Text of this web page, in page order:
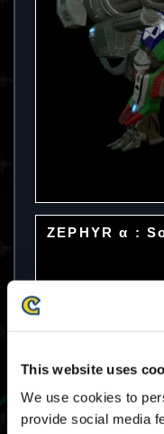
This website uses
We use cookies to
provide social media
ZEPHYR α :